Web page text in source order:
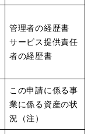
管理者の経歴書
サービス提供責任
者の経歴書
この申請に係る事
業に係る資産の状
況（注）